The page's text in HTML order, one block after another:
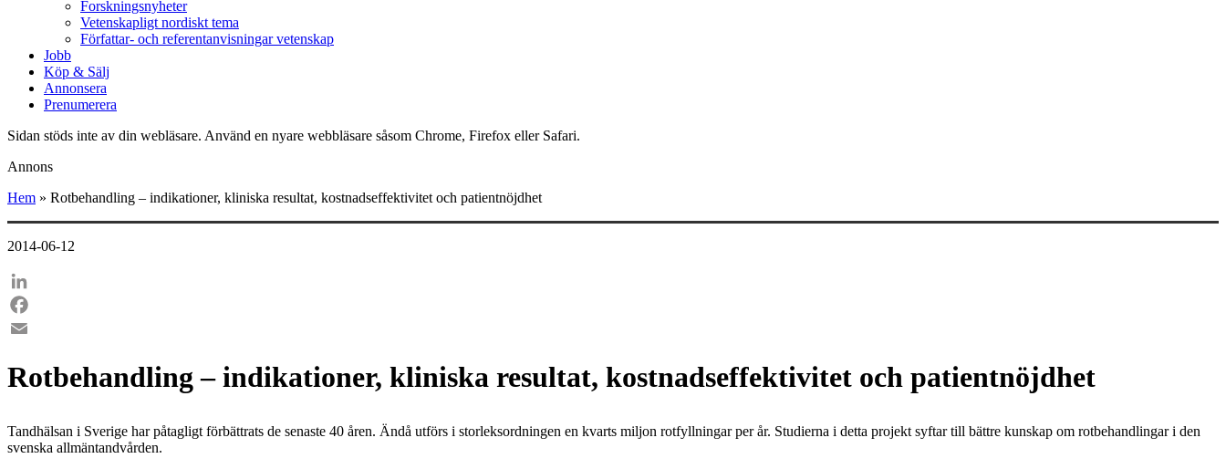
Forskningsnyheter
Vetenskapligt nordiskt tema
Författar- och referentanvisningar vetenskap
Jobb
Köp & Sälj
Annonsera
Prenumerera
Sidan stöds inte av din webläsare. Använd en nyare webbläsare såsom Chrome, Firefox eller Safari.
Annons
Hem » Rotbehandling – indikationer, kliniska resultat, kostnadseffektivitet och patientnöjdhet
2014-06-12
LinkedIn
Facebook
Rotbehandling – indikationer, kliniska resultat, kostnadseffektivitet och patientnöjdhet
Tandhälsan i Sverige har påtagligt förbättrats de senaste 40 åren. Ändå utförs i storleksordningen en kvarts miljon rotfyllningar per år. Studierna i detta projekt syftar till bättre kunskap om rotbehandlingar i den
svenska allmäntandvården.